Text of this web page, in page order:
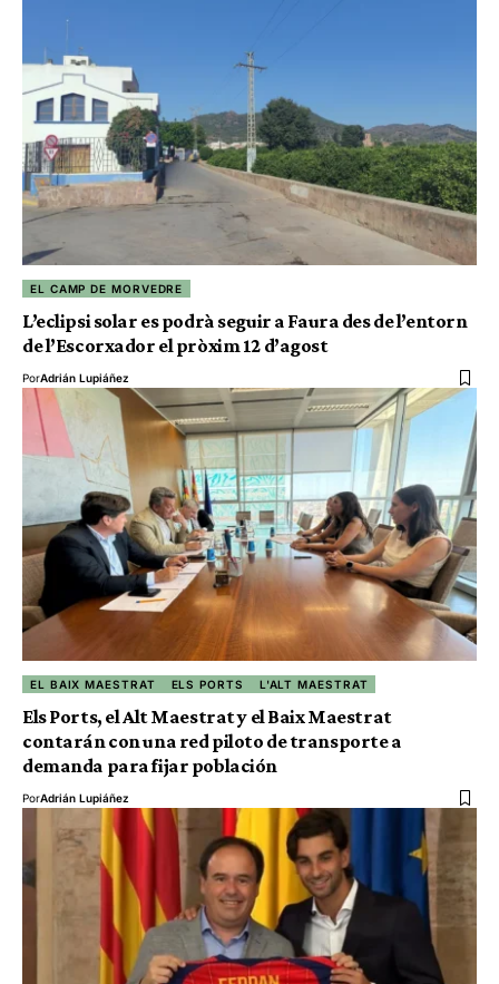
EL CAMP DE MORVEDRE
L’eclipsi solar es podrà seguir a Faura des de l’entorn
de l’Escorxador el pròxim 12 d’agost
PorAdrián Lupiáñez
EL BAIX MAESTRAT ELS PORTS L'ALT MAESTRAT
Els Ports, el Alt Maestrat y el Baix Maestrat
contarán con una red piloto de transporte a
demanda para fijar población
PorAdrián Lupiáñez